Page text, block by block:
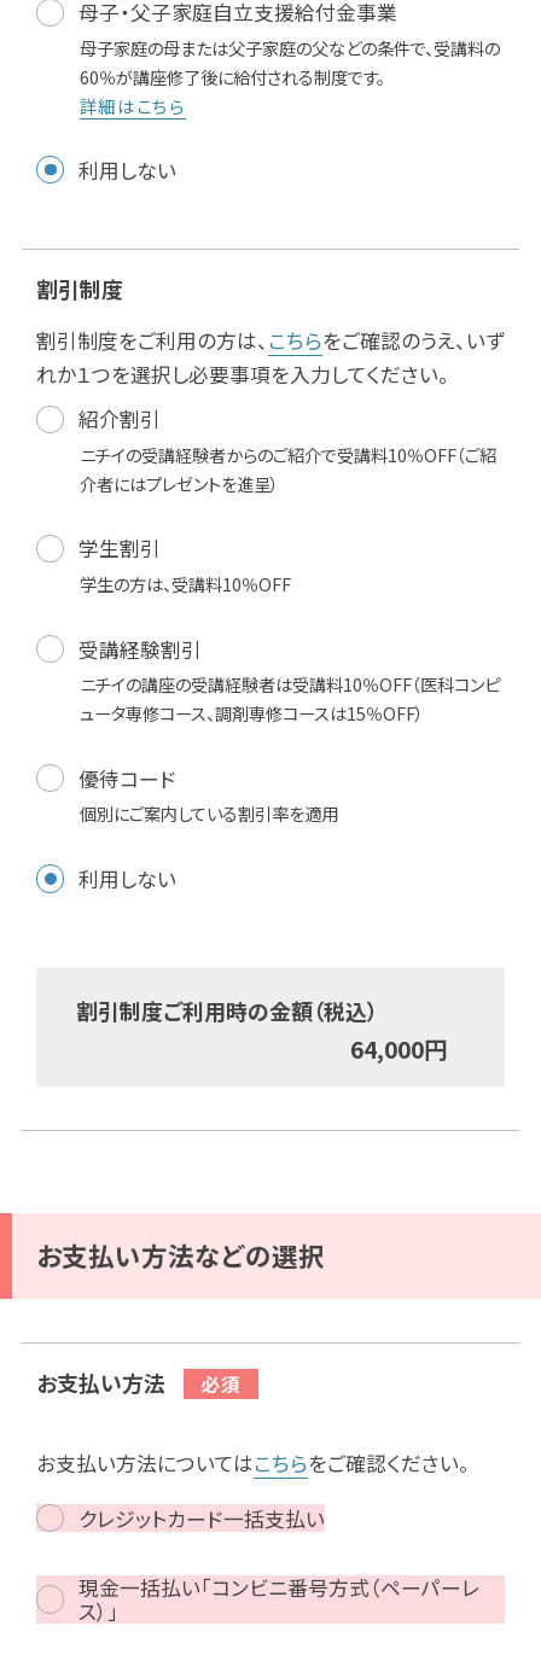
母子・父子家庭自立支援給付金事業
母子家庭の母または父子家庭の父などの条件で、受講料の
60％が講座修了後に給付される制度です。
詳細はこちら
利用しない
割引制度
割引制度をご利用の方は、 こちらをご確認のうえ、いず
れか１つを選択し必要事項を入力してください。
紹介割引
ニチイの受講経験者からのご紹介で受講料10％OFF（ご紹
介者にはプレゼントを進呈）
学生割引
学生の方は、受講料10％OFF
受講経験割引
ニチイの講座の受講経験者は受講料10％OFF（医科コンピ
ュータ専修コース、調剤専修コースは15％OFF）
優待コード
個別にご案内している割引率を適用
利用しない
割引制度ご利用時の金額（税込）
64,000円
お支払い方法などの選択
お支払い方法
お支払い方法についてはこちらをご確認ください。
クレジットカード一括支払い
現金一括払い「コンビニ番号方式（ペーパーレ
ス）」